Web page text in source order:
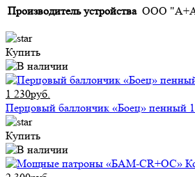
Производитель устройства ООО "А+А"
Купить
1 230руб.
Перцовый баллончик «Боец» пенный
Купить